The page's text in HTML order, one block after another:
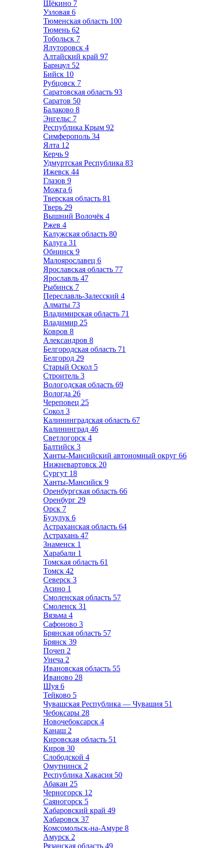
Щёкино 7
Узловая 6
Тюменская область 100
Тюмень 62
Тобольск 7
Ялуторовск 4
Алтайский край 97
Барнаул 52
Бийск 10
Рубцовск 7
Саратовская область 93
Саратов 50
Балаково 8
Энгельс 7
Республика Крым 92
Симферополь 34
Ялта 12
Керчь 9
Удмуртская Республика 83
Ижевск 44
Глазов 9
Можга 6
Тверская область 81
Тверь 29
Вышний Волочёк 4
Ржев 4
Калужская область 80
Калуга 31
Обнинск 9
Малоярославец 6
Ярославская область 77
Ярославль 47
Рыбинск 7
Переславль-Залесский 4
Алматы 73
Владимирская область 71
Владимир 25
Ковров 8
Александров 8
Белгородская область 71
Белгород 29
Старый Оскол 5
Строитель 3
Вологодская область 69
Вологда 26
Череповец 25
Сокол 3
Калининградская область 67
Калининград 46
Светлогорск 4
Балтийск 3
Ханты-Мансийский автономный округ 66
Нижневартовск 20
Сургут 18
Ханты-Мансийск 9
Оренбургская область 66
Оренбург 29
Орск 7
Бузулук 6
Астраханская область 64
Астрахань 47
Знаменск 1
Харабали 1
Томская область 61
Томск 42
Северск 3
Асино 1
Смоленская область 57
Смоленск 31
Вязьма 4
Сафоново 3
Брянская область 57
Брянск 39
Почеп 2
Унеча 2
Ивановская область 55
Иваново 28
Шуя 6
Тейково 5
Чувашская Республика — Чувашия 51
Чебоксары 28
Новочебоксарск 4
Канаш 2
Кировская область 51
Киров 30
Слободской 4
Омутнинск 2
Республика Хакасия 50
Абакан 25
Черногорск 12
Саяногорск 5
Хабаровский край 49
Хабаровск 37
Комсомольск-на-Амуре 8
Амурск 2
Рязанская область 49